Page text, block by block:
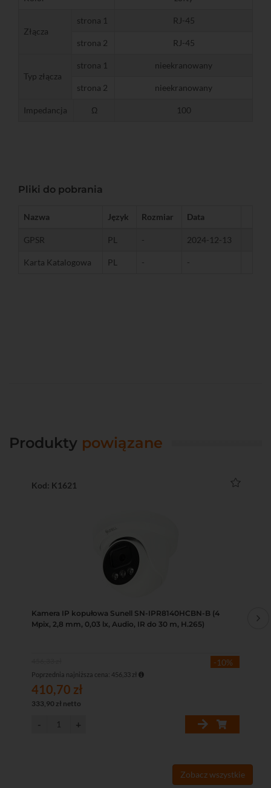
Złącza
strona 1 RJ-45
strona 2 RJ-45
Typ złącza
strona 1 nieekranowany
strona 2 nieekranowany
Impedancja Ω 100
Pliki do pobrania
Nazwa Język Rozmiar Data
GPSR PL - 2024-12-13
Karta Katalogowa PL - -
Produkty powiązane
Kod: K1621
Kamera IP kopułowa Sunell SN-IPR8140HCBN-B (4
Mpix, 2,8 mm, 0,03 lx, Audio, IR do 30 m, H.265)
-10%
Poprzednia najniższa cena: 456,33 zł
410,70 zł
333,90 zł netto
Zobacz wszystkie